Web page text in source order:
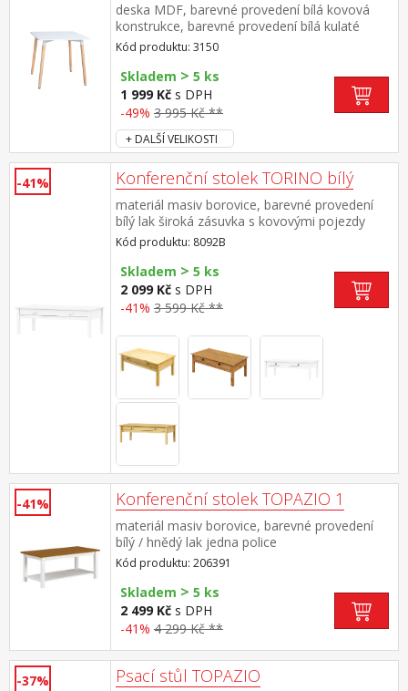
deska MDF, barevné provedení bílá kovová
konstrukce, barevné provedení bílá kulaté
nohy, materiál masiv buk nastavitelné plastové
kluzáky s pochromovanou krytkou
Kód produktu: 3150
Skladem > 5 ks
1 999 Kč s DPH
-49% 3 995 Kč **
+ DALŠÍ VELIKOSTI
-41% Konferenční stolek TORINO bílý
materiál masiv borovice, barevné provedení
bílý lak široká zásuvka s kovovými pojezdy
Kód produktu: 8092B
Skladem > 5 ks
2 099 Kč s DPH
-41% 3 599 Kč **
-41% Konferenční stolek TOPAZIO 1
materiál masiv borovice, barevné provedení
bílý / hnědý lak jedna police
Kód produktu: 206391
Skladem > 5 ks
2 499 Kč s DPH
-41% 4 299 Kč **
-37% Psací stůl TOPAZIO